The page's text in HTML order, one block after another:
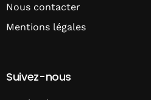
Nous contacter
Mentions légales
Suivez-nous